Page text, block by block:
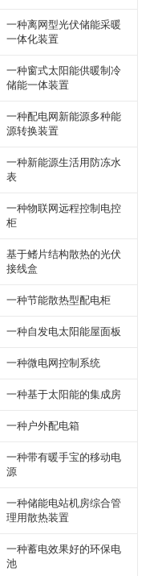
一种离网型光伏储能采暖
一体化装置
一种窗式太阳能供暖制冷
储能一体装置
一种配电网新能源多种能
源转换装置
一种新能源生活用防冻水
表
一种物联网远程控制电控
柜
基于鳍片结构散热的光伏
接线盒
一种节能散热型配电柜
一种自发电太阳能屋面板
一种微电网控制系统
一种基于太阳能的集成房
一种户外配电箱
一种带有暖手宝的移动电
源
一种储能电站机房综合管
理用散热装置
一种蓄电效果好的环保电
池